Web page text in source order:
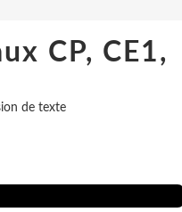
CP, CE1,
de texte